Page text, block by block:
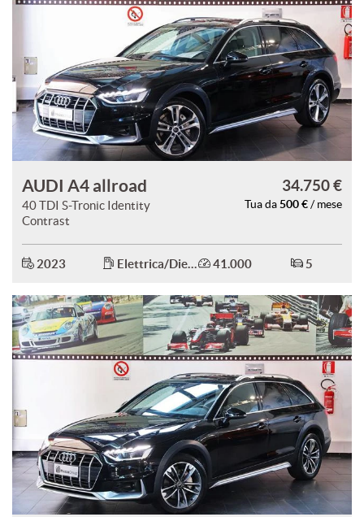
AUDI A4 allroad
40 TDI S-Tronic Identity
Contrast
34.750 €
Tua da 500 € / mese
2023 Elettrica/Diesel 41.000 5